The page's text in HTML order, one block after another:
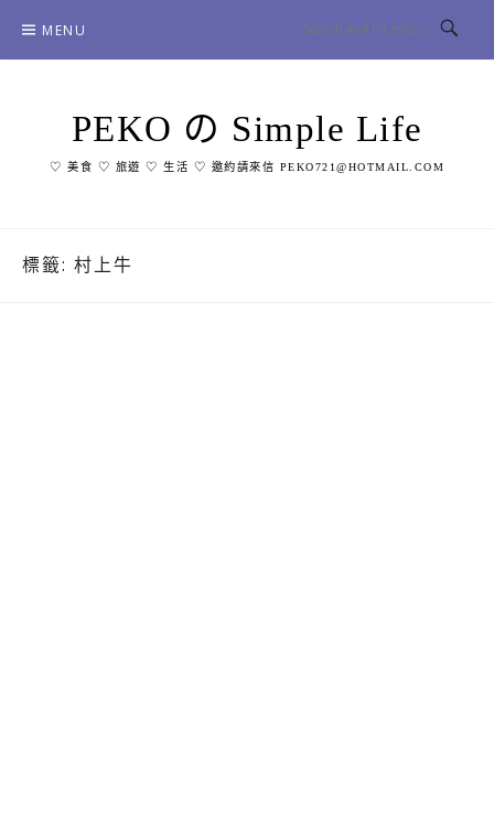
content
MENU
PEKO の Simple Life
♡ 美食 ♡ 旅遊 ♡ 生活 ♡ 邀約請來信 PEKO721@HOTMAIL.COM
標籤: 村上牛